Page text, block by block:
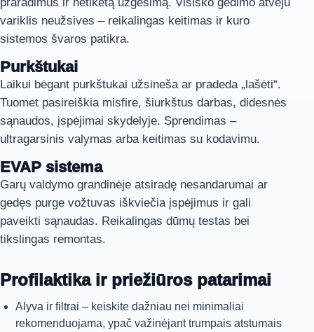
variklis neužsives – reikalingas keitimas ir kuro
sistemos švaros patikra.
Purkštukai
Laikui bėgant purkštukai užsineša ar pradeda „lašėti“.
Tuomet pasireiškia misfire, šiurkštus darbas, didesnės
sąnaudos, įspėjimai skydelyje. Sprendimas –
ultragarsinis valymas arba keitimas su kodavimu.
EVAP sistema
Garų valdymo grandinėje atsiradę nesandarumai ar
gedęs purge vožtuvas iškviečia įspėjimus ir gali
paveikti sąnaudas. Reikalingas dūmų testas bei
tikslingas remontas.
Profilaktika ir priežiūros patarimai
Alyva ir filtrai – keiskite dažniau nei minimaliai
rekomenduojama, ypač važinėjant trumpais atstumais